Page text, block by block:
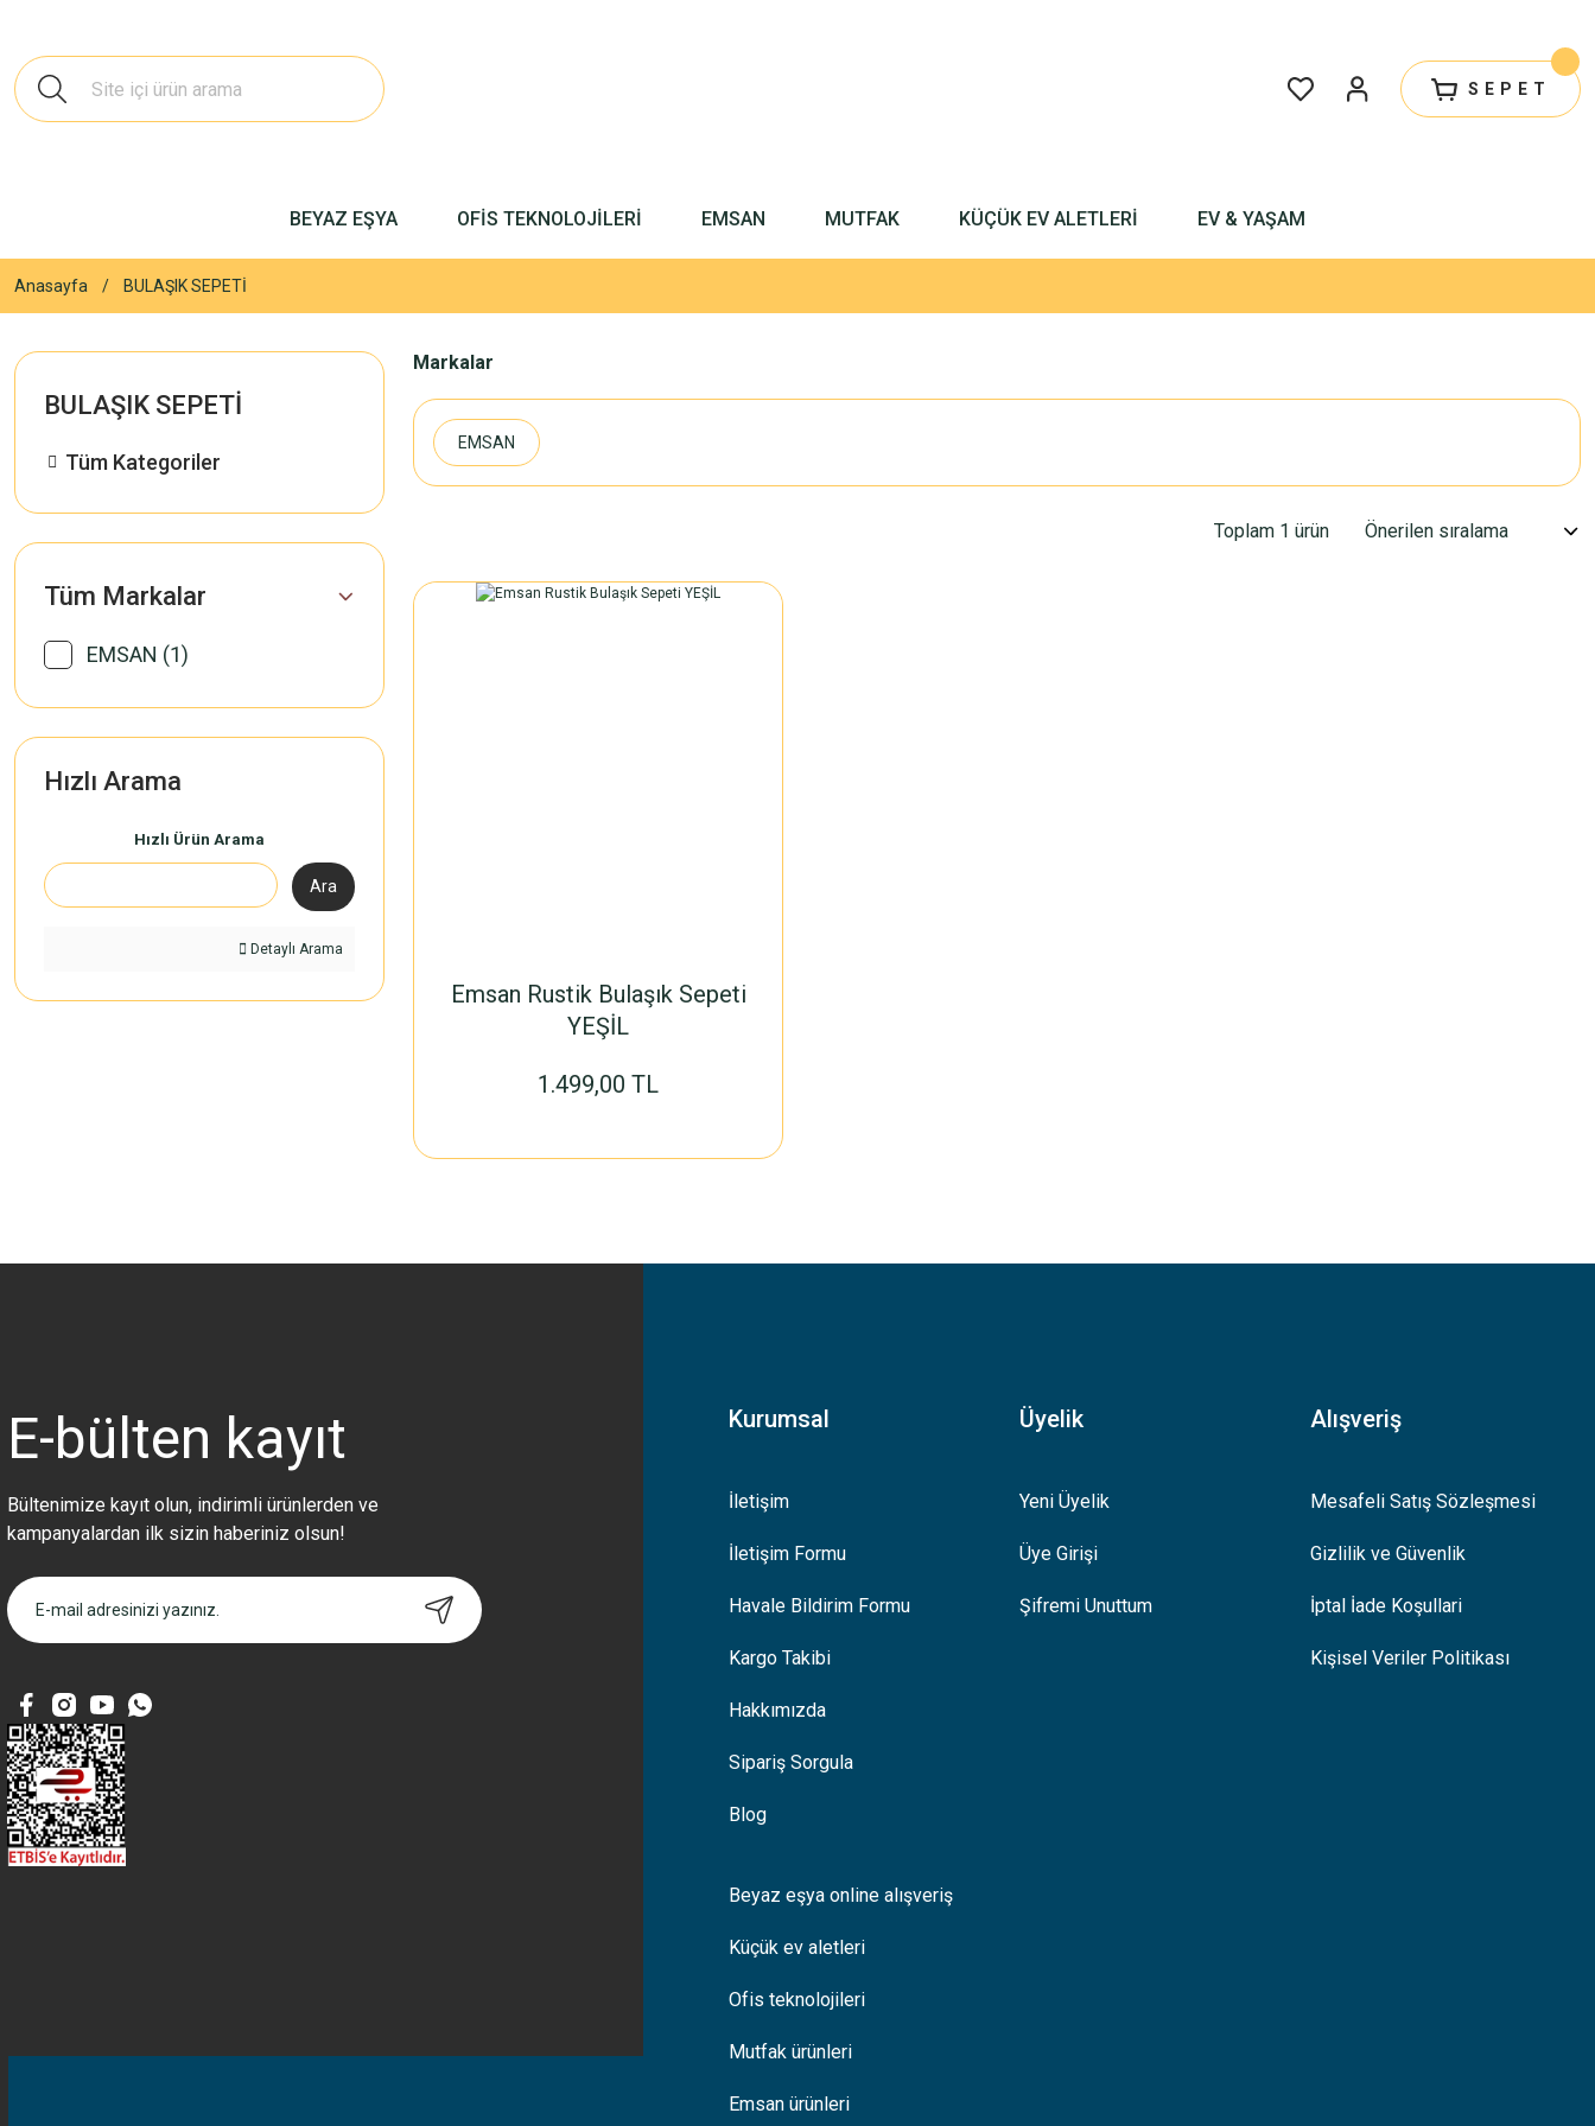
SEPET
BEYAZ EŞYA OFİS TEKNOLOJİLERİ EMSAN MUTFAK KÜÇÜK EV ALETLERİ EV & YAŞAM
Anasayfa BULAŞIK SEPETİ
BULAŞIK SEPETİ
Tüm Kategoriler
Tüm Markalar
EMSAN (1)
Hızlı Arama
Hızlı Ürün Arama
Ara
Detaylı Arama
Markalar
EMSAN
Toplam 1 ürün
Emsan Rustik Bulaşık Sepeti
YEŞİL
1.499,00 TL
E-bülten kayıt
Bültenimize kayıt olun, indirimli ürünlerden ve
kampanyalardan ilk sizin haberiniz olsun!
Kurumsal
İletişim
İletişim Formu
Havale Bildirim Formu
Kargo Takibi
Hakkımızda
Sipariş Sorgula
Blog
Üyelik
Yeni Üyelik
Üye Girişi
Şifremi Unuttum
Alışveriş
Mesafeli Satış Sözleşmesi
Gizlilik ve Güvenlik
İptal İade Koşullari
Kişisel Veriler Politikası
Beyaz eşya online alışveriş
Küçük ev aletleri
Ofis teknolojileri
Mutfak ürünleri
Emsan ürünleri